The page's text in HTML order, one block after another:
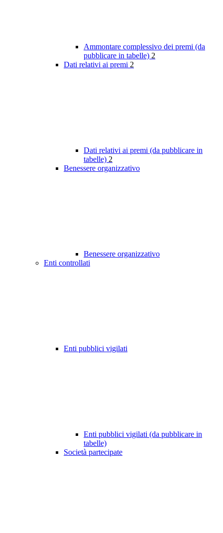
Ammontare complessivo dei premi (da
pubblicare in tabelle) 2
Dati relativi ai premi 2
Dati relativi ai premi (da pubblicare in
tabelle) 2
Benessere organizzativo
Benessere organizzativo
Enti controllati
Enti pubblici vigilati
Enti pubblici vigilati (da pubblicare in
tabelle)
Società partecipate